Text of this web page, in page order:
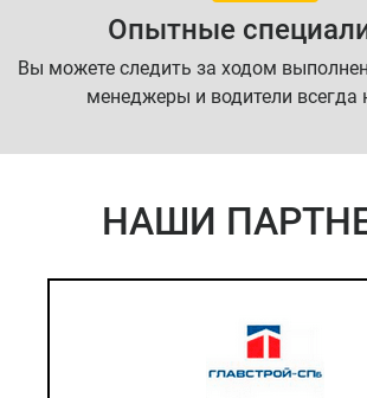
Опытные
Вы можете следить за ходом
менеджеры и водители всегда
НАШИ